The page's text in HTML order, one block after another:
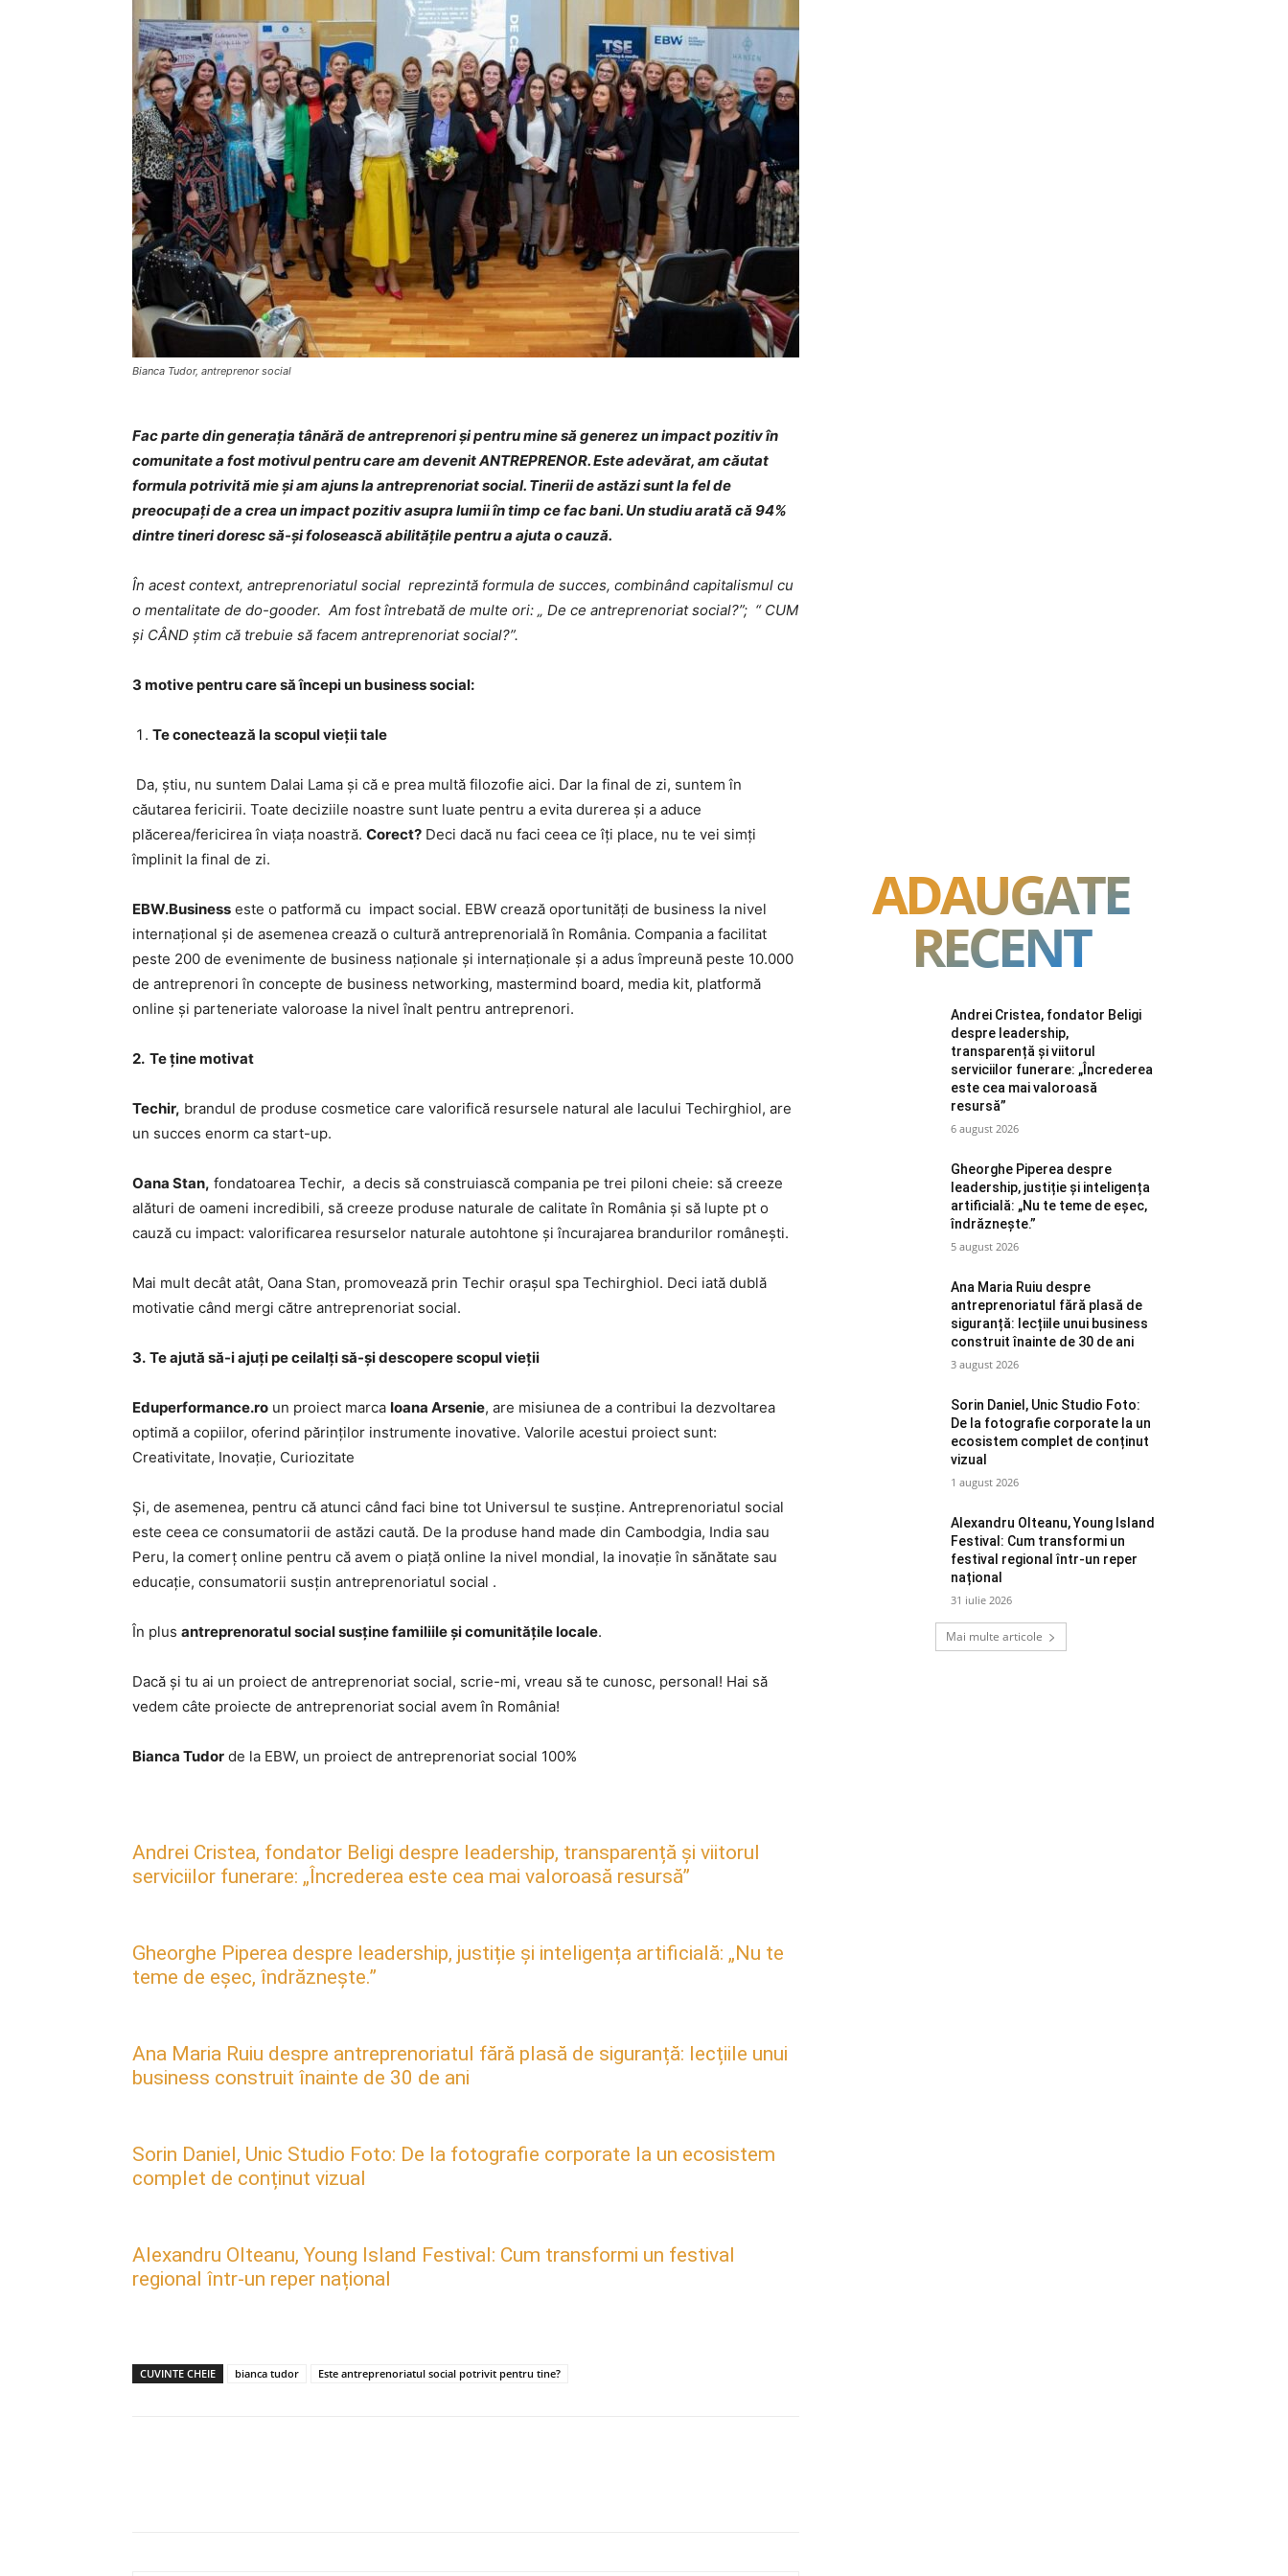
Bianca Tudor, antreprenor social
Fac parte din generația tânără de antreprenori și pentru mine să generez un impact pozitiv în
comunitate a fost motivul pentru care am devenit ANTREPRENOR. Este adevărat, am căutat
formula potrivită mie și am ajuns la antreprenoriat social. Tinerii de astăzi sunt la fel de
preocupați de a crea un impact pozitiv asupra lumii în timp ce fac bani. Un studiu arată că 94%
dintre tineri doresc să-și folosească abilitățile pentru a ajuta o cauză.
În acest context, antreprenoriatul social reprezintă formula de succes, combinând capitalismul cu
o mentalitate de do-gooder. Am fost întrebată de multe ori: „ De ce antreprenoriat social?”; “ CUM
și CÂND știm că trebuie să facem antreprenoriat social?”.
3 motive pentru care să începi un business social:
Te conectează la scopul vieții tale
Da, știu, nu suntem Dalai Lama și că e prea multă filozofie aici. Dar la final de zi, suntem în
căutarea fericirii. Toate deciziile noastre sunt luate pentru a evita durerea și a aduce
plăcerea/fericirea în viața noastră. Corect? Deci dacă nu faci ceea ce îți place, nu te vei simți
împlinit la final de zi.
EBW.Business este o patformă cu impact social. EBW crează oportunități de business la nivel
internațional și de asemenea crează o cultură antreprenorială în România. Compania a facilitat
peste 200 de evenimente de business naționale și internaționale și a adus împreună peste 10.000
de antreprenori în concepte de business networking, mastermind board, media kit, platformă
online și parteneriate valoroase la nivel înalt pentru antreprenori.
2. Te ține motivat
Techir, brandul de produse cosmetice care valorifică resursele natural ale lacului Techirghiol, are
un succes enorm ca start-up.
Oana Stan, fondatoarea Techir, a decis să construiască compania pe trei piloni cheie: să creeze
alături de oameni incredibili, să creeze produse naturale de calitate în România și să lupte pt o
cauză cu impact: valorificarea resurselor naturale autohtone și încurajarea brandurilor românești.
Mai mult decât atât, Oana Stan, promovează prin Techir orașul spa Techirghiol. Deci iată dublă
motivatie când mergi către antreprenoriat social.
3. Te ajută să-i ajuți pe ceilalți să-și descopere scopul vieții
Eduperformance.ro un proiect marca Ioana Arsenie, are misiunea de a contribui la dezvoltarea
optimă a copiilor, oferind părinților instrumente inovative. Valorile acestui proiect sunt:
Creativitate, Inovație, Curiozitate
Și, de asemenea, pentru că atunci când faci bine tot Universul te susține. Antreprenoriatul social
este ceea ce consumatorii de astăzi caută. De la produse hand made din Cambodgia, India sau
Peru, la comerț online pentru că avem o piață online la nivel mondial, la inovație în sănătate sau
educație, consumatorii susțin antreprenoriatul social .
În plus antreprenoratul social susține familiile și comunitățile locale.
Dacă și tu ai un proiect de antreprenoriat social, scrie-mi, vreau să te cunosc, personal! Hai să
vedem câte proiecte de antreprenoriat social avem în România!
Bianca Tudor de la EBW, un proiect de antreprenoriat social 100%
Andrei Cristea, fondator Beligi despre leadership, transparență și viitorul
serviciilor funerare: „Încrederea este cea mai valoroasă resursă”
Gheorghe Piperea despre leadership, justiție și inteligența artificială: „Nu te
teme de eșec, îndrăznește.”
Ana Maria Ruiu despre antreprenoriatul fără plasă de siguranță: lecțiile unui
business construit înainte de 30 de ani
Sorin Daniel, Unic Studio Foto: De la fotografie corporate la un ecosistem
complet de conținut vizual
Alexandru Olteanu, Young Island Festival: Cum transformi un festival
regional într-un reper național
CUVINTE CHEIE bianca tudor Este antreprenoriatul social potrivit pentru tine?
ADAUGATE
RECENT
Andrei Cristea, fondator Beligi
despre leadership,
transparență și viitorul
serviciilor funerare: „Încrederea
este cea mai valoroasă
resursă”
6 august 2026
Gheorghe Piperea despre
leadership, justiție și inteligența
artificială: „Nu te teme de eșec,
îndrăznește.”
5 august 2026
Ana Maria Ruiu despre
antreprenoriatul fără plasă de
siguranță: lecțiile unui business
construit înainte de 30 de ani
3 august 2026
Sorin Daniel, Unic Studio Foto:
De la fotografie corporate la un
ecosistem complet de conținut
vizual
1 august 2026
Alexandru Olteanu, Young Island
Festival: Cum transformi un
festival regional într-un reper
național
31 iulie 2026
Mai multe articole